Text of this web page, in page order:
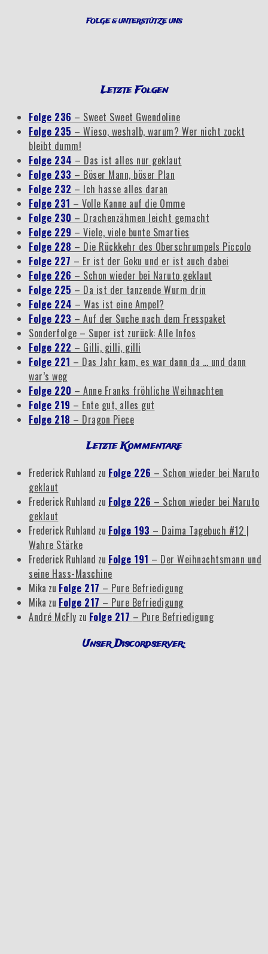
FOLGE & UNTERSTÜTZE UNS
Letzte Folgen
Folge 236 – Sweet Sweet Gwendoline
Folge 235 – Wieso, weshalb, warum? Wer nicht zockt
bleibt dumm!
Folge 234 – Das ist alles nur geklaut
Folge 233 – Böser Mann, böser Plan
Folge 232 – Ich hasse alles daran
Folge 231 – Volle Kanne auf die Omme
Folge 230 – Drachenzähmen leicht gemacht
Folge 229 – Viele, viele bunte Smarties
Folge 228 – Die Rückkehr des Oberschrumpels Piccolo
Folge 227 – Er ist der Goku und er ist auch dabei
Folge 226 – Schon wieder bei Naruto geklaut
Folge 225 – Da ist der tanzende Wurm drin
Folge 224 – Was ist eine Ampel?
Folge 223 – Auf der Suche nach dem Fresspaket
Sonderfolge – Super ist zurück: Alle Infos
Folge 222 – Gilli, gilli, gilli
Folge 221 – Das Jahr kam, es war dann da … und dann
war’s weg
Folge 220 – Anne Franks fröhliche Weihnachten
Folge 219 – Ente gut, alles gut
Folge 218 – Dragon Piece
Letzte Kommentare
Frederick Ruhland zu Folge 226 – Schon wieder bei Naruto
geklaut
Frederick Ruhland zu Folge 226 – Schon wieder bei Naruto
geklaut
Frederick Ruhland zu Folge 193 – Daima Tagebuch #12 |
Wahre Stärke
Frederick Ruhland zu Folge 191 – Der Weihnachtsmann und
seine Hass-Maschine
Mika zu Folge 217 – Pure Befriedigung
Mika zu Folge 217 – Pure Befriedigung
André McFly zu Folge 217 – Pure Befriedigung
Unser Discordserver: